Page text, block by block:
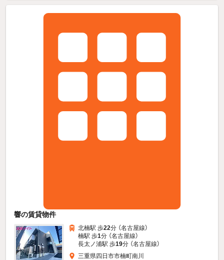
響の賃貸物件
北楠駅 歩22分 （名古屋線）
楠駅 歩1分 （名古屋線）
長太ノ浦駅 歩19分 （名古屋線）
三重県四日市市楠町南川